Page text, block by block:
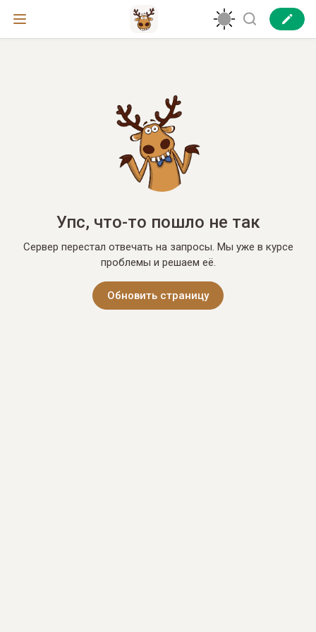
Упс, что-то пошло не так
Сервер перестал отвечать на запросы. Мы уже в курсе
проблемы и решаем её.
Обновить страницу